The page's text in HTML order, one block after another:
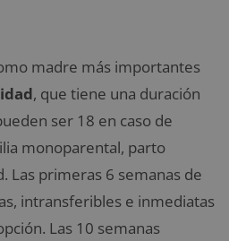
madre más importantes
, que tiene una duración
ser 18 en caso de
monoparental, parto
Las primeras 6 semanas de
intransferibles e inmediatas
Las 10 semanas